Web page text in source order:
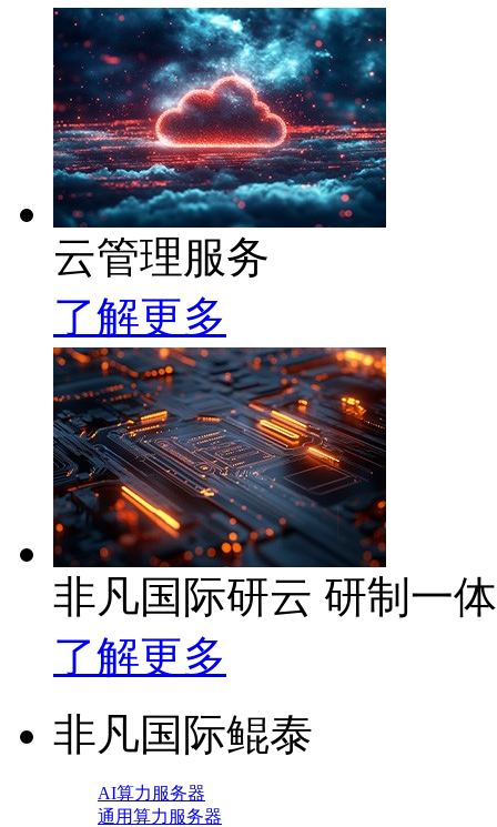
云管理服务
了解更多
非凡国际研云 研制一
了解更多
非凡国际鲲泰
AI算力服务器
通用算力服务器